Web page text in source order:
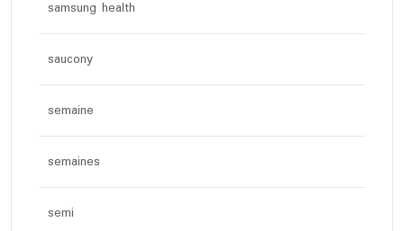
samsung health
saucony
semaine
semaines
semi